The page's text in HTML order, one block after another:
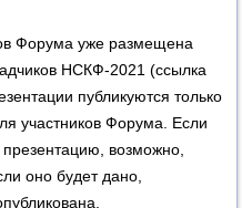
Форума уже размещена
НСКФ-2021 (ссылка
публикуются только
участников Форума. Если
возможно,
оно будет дано,